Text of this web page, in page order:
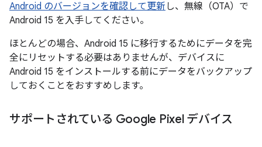
Android のバージョンを確認して更新 し、無線（OTA）で
Android 15 を入手してください。
ほとんどの場合、Android 15 に移行するためにデータを完
全にリセットする必要はありませんが、デバイスに
Android 15 をインストールする前にデータをバックアップ
しておくことをおすすめします。
サポートされている Google Pixel デバイス